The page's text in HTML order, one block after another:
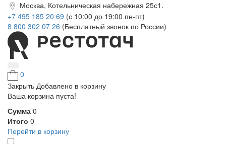
Москва, Котельническая набережная 25с1.
+7 495 185 20 69 (с 10:00 до 19:00 пн-пт)
8 800 302 07 26 (Бесплатный звонок по России)
0
Закрыть Добавлено в корзину
Ваша корзина пуста!
Сумма 0
Итого 0
Перейти в корзину